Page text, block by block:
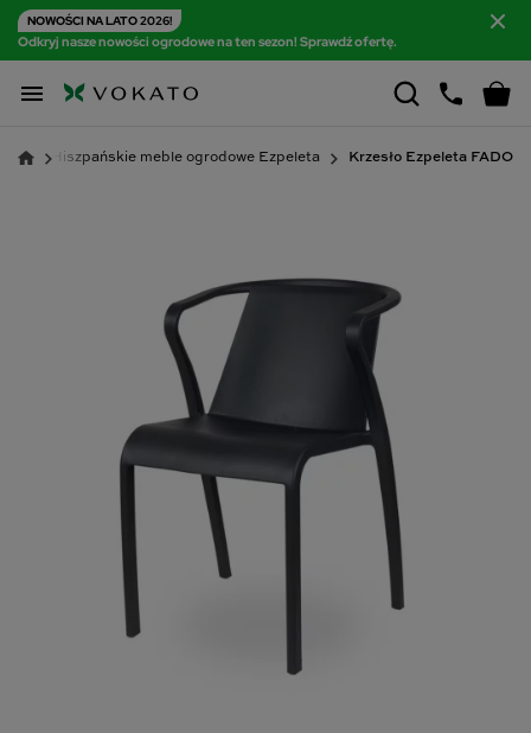
NOWOŚCI NA LATO 2026!
Odkryj nasze nowości ogrodowe na ten sezon! Sprawdź ofertę.

Hiszpańskie meble ogrodowe Ezpeleta Krzesło Ezpeleta FADO